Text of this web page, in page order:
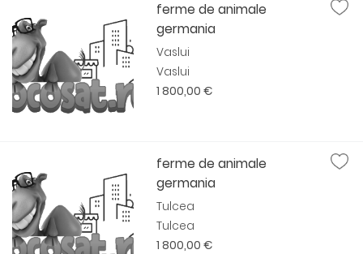
ferme de animale
germania
Vaslui
Vaslui
1 800,00 €
ferme de animale
germania
Tulcea
Tulcea
1 800,00 €